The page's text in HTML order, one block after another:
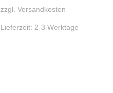
zzgl. Versandkosten
Lieferzeit: 2-3 Werktage